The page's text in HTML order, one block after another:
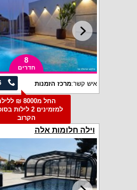
8
חדרים
איש קשר:מרכז הזמנות
החל מ8000 ₪
למזמינים 2
הקרוב
וילה חלומות אלה